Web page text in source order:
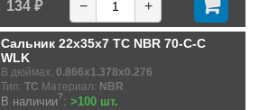
134 ₽ − +
Сальник 22x35x7 TC NBR 70-C-C
WLK
В дюймах: 0.866x1.378x0.276
Тип: TC Материал: NBR
В наличии?: >100 шт.